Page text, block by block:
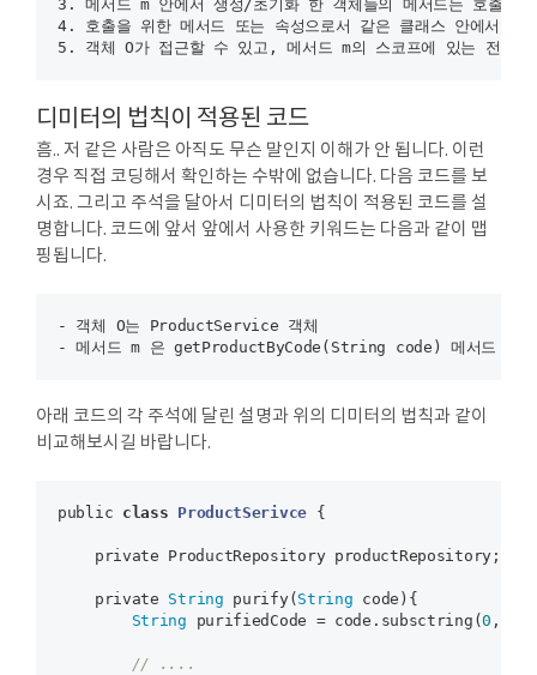
3. 메서드 m 안에서 생성/초기화 한 객체들의 메서드는 호출
4. 호출을 위한 메서드 또는 속성으로서 같은 클래스 안에서
디미터의 법칙이 적용된 코드
흠.. 저 같은 사람은 아직도 무슨 말인지 이해가 안 됩니다. 이런
경우 직접 코딩해서 확인하는 수밖에 없습니다. 다음 코드를 보
시죠. 그리고 주석을 달아서 디미터의 법칙이 적용된 코드를 설
명합니다. 코드에 앞서 앞에서 사용한 키워드는 다음과 같이 맵
핑됩니다.
- 객체 O는 ProductService 객체
아래 코드의 각 주석에 달린 설명과 위의 디미터의 법칙과 같이
비교해보시길 바랍니다.
public class ProductSerivce {
    private ProductRepository productRepository;
    private
String purify( String code){
String purifiedCode = code.subsctring(0 ,
// ....